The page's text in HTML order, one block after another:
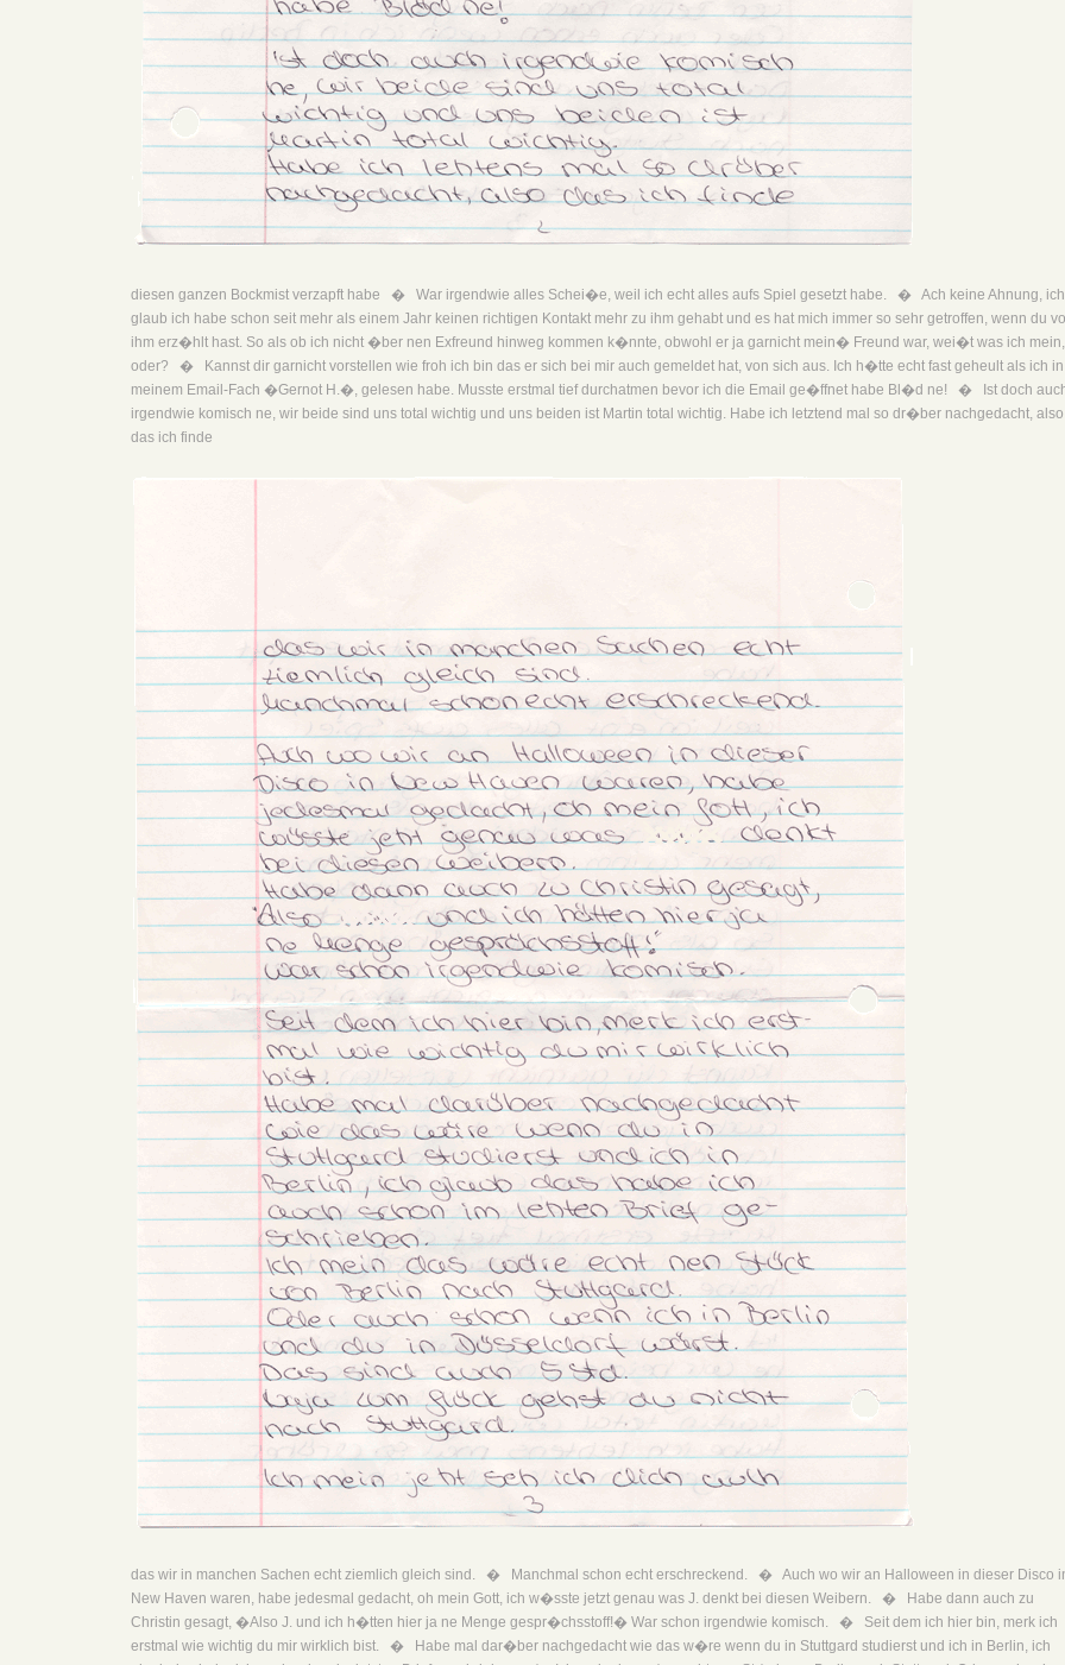
diesen ganzen Bockmist verzapft habe � War irgendwie alles Schei�e, weil ich echt alles aufs Spiel gesetzt habe. � Ach keine Ahnung, ich
glaub ich habe schon seit mehr als einem Jahr keinen richtigen Kontakt mehr zu ihm gehabt und es hat mich immer so sehr getroffen, wenn du
ihm erz�hlt hast. So als ob ich nicht �ber nen Exfreund hinweg kommen k�nnte, obwohl er ja garnicht mein� Freund war, wei�t was ich mein,
oder? � Kannst dir garnicht vorstellen wie froh ich bin das er sich bei mir auch gemeldet hat, von sich aus. Ich h�tte echt fast geheult als ich in
meinem Email-Fach �Gernot H.�, gelesen habe. Musste erstmal tief durchatmen bevor ich die Email ge�ffnet habe Bl�d ne! � Ist doch
irgendwie komisch ne, wir beide sind uns total wichtig und uns beiden ist Martin total wichtig. Habe ich letztend mal so dr�ber nachgedacht, also
das ich finde
das wir in manchen Sachen echt ziemlich gleich sind. � Manchmal schon echt erschreckend. � Auch wo wir an Halloween in dieser Disco
New Haven waren, habe jedesmal gedacht, oh mein Gott, ich w�sste jetzt genau was J. denkt bei diesen Weibern. � Habe dann auch zu
Christin gesagt, �Also J. und ich h�tten hier ja ne Menge gespr�chsstoff!� War schon irgendwie komisch. � Seit dem ich hier bin, merk ich
erstmal wie wichtig du mir wirklich bist. � Habe mal dar�ber nachgedacht wie das w�re wenn du in Stuttgard studierst und ich in Berlin, ich